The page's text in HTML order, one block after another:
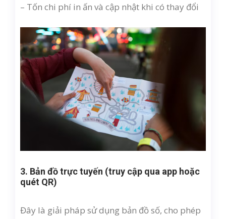
– Tốn chi phí in ấn và cập nhật khi có thay đổi
3. Bản đồ trực tuyến (truy cập qua app hoặc
quét QR)
Đây là giải pháp sử dụng bản đồ số, cho phép